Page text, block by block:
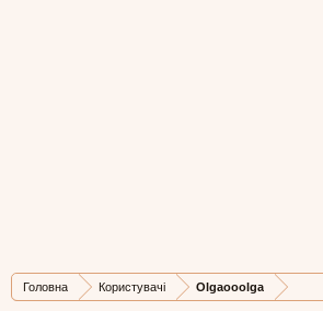
Головна Користувачі Olgaooolga